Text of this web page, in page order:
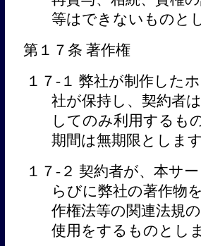
等はできないものと
第１７条 著作権
１７-１ 弊社が制作した
社が保持し、契約者
してのみ利用するも
期間は無期限としま
１７-２ 契約者が、本サ
らびに弊社の著作物
作権法等の関連法規
使用をするものとし